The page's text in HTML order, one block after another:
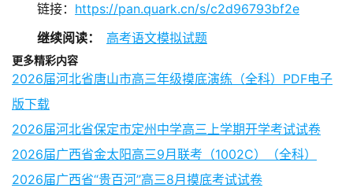
链接： https://pan.quark.cn/s/c2d96793bf2e
继续阅读：
高考语文模拟试题
更多精彩内容
2026届河北省唐山市高三年级摸底演练（全科）PDF电子
版下载
2026届河北省保定市定州中学高三上学期开学考试试卷
2026届广西省金太阳高三9月联考（1002C）（全科）
2026届广西省“贵百河”高三8月摸底考试试卷